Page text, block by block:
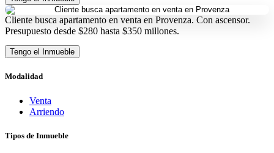
Cliente busca apartamento en venta en Provenza. Con ascensor.
Presupuesto desde $280 hasta $350 millones.
Tengo el Inmueble
Modalidad
Venta
Arriendo
Tipos de Inmueble